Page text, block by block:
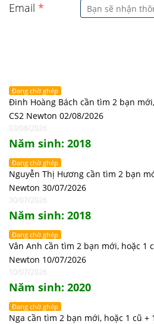
Email *
Đang chờ ghép
Đinh Hoàng Bách cần tìm 2 bạn
CS2 Newton 02/08/2026
03/08/2026
Năm sinh: 2018
Đang chờ ghép
Nguyễn Thị Hương cần tìm 2 bạn
Newton 30/07/2026
30/07/2026
Năm sinh: 2018
Đang chờ ghép
Vân Anh cần tìm 2 bạn mới, hoặc 1
Newton 10/07/2026
10/07/2026
Năm sinh: 2020
Đang chờ ghép
Nga cần tìm 2 bạn mới, hoặc 1 cũ +